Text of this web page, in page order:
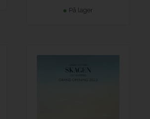
På lager